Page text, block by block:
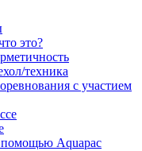
это?
техника
с участием
Aquapac